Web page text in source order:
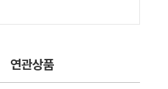
연관상품